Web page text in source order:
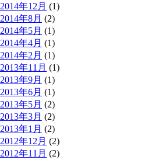
2014年12月 (1)
2014年8月 (2)
2014年5月 (1)
2014年4月 (1)
2014年2月 (1)
2013年11月 (1)
2013年9月 (1)
2013年6月 (1)
2013年5月 (2)
2013年3月 (2)
2013年1月 (2)
2012年12月 (2)
2012年11月 (2)